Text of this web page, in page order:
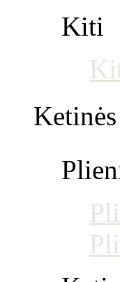
Kiti